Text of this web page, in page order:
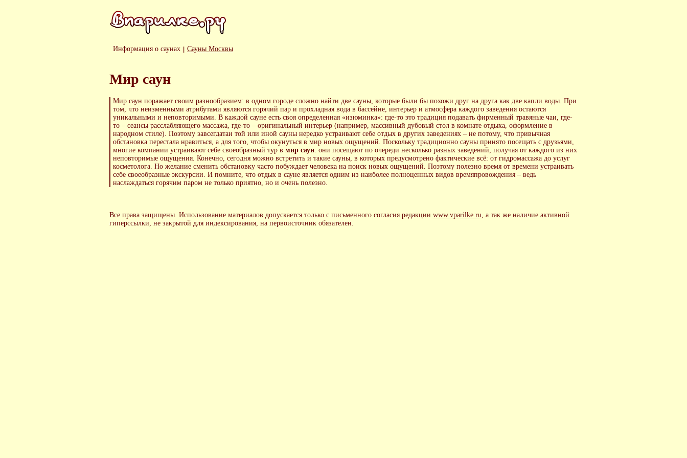
Информация о саунах Сауны Москвы
Мир саун
Мир саун поражает своим разнообразием: в одном городе сложно найти две сауны, которые были бы похожи друг на друга как две капли воды. При
том, что неизменными атрибутами являются горячий пар и прохладная вода в бассейне, интерьер и атмосфера каждого заведения остаются
уникальными и неповторимыми. В каждой сауне есть своя определенная «изюминка»: где-то это традиция подавать фирменный травяные чаи, где-
то – сеансы расслабляющего массажа, где-то – оригинальный интерьер (например, массивный дубовый стол в комнате отдыха, оформление в
народном стиле). Поэтому завсегдатаи той или иной сауны нередко устраивают себе отдых в других заведениях – не потому, что привычная
обстановка перестала нравиться, а для того, чтобы окунуться в мир новых ощущений. Поскольку традиционно сауны принято посещать с друзьями,
многие компании устраивают себе своеобразный тур в мир саун: они посещают по очереди несколько разных заведений, получая от каждого из них
неповторимые ощущения. Конечно, сегодня можно встретить и такие сауны, в которых предусмотрено фактические всё: от гидромассажа до услуг
косметолога. Но желание сменить обстановку часто побуждает человека на поиск новых ощущений. Поэтому полезно время от времени устраивать
себе своеобразные экскурсии. И помните, что отдых в сауне является одним из наиболее полноценных видов времяпровождения – ведь
наслаждаться горячим паром не только приятно, но и очень полезно.
Все права защищены. Использование материалов допускается только с письменного согласия редакции www.vparilke.ru , а так же наличие активной
гиперссылки, не закрытой для индексирования, на первоисточник обязателен.